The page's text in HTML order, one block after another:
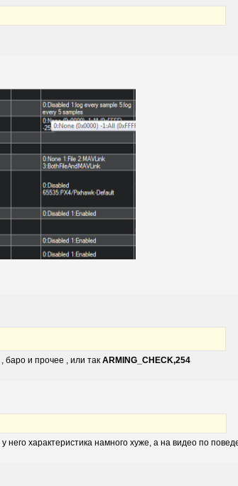
баро и прочее , или так ARMING_CHECK,254
характеристика намного хуже, а на видео по